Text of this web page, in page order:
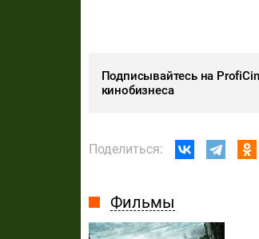
Подписывайтесь на
кинобизнеса
Поделиться:
Фильмы